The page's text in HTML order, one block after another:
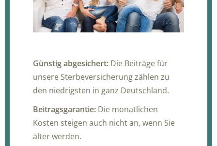
Günstig abgesichert: Die Beiträge für
unsere Sterbeversicherung zählen zu
den niedrigsten in ganz Deutschland.
Beitragsgarantie: Die monatlichen
Kosten steigen auch nicht an, wenn Sie
älter werden.